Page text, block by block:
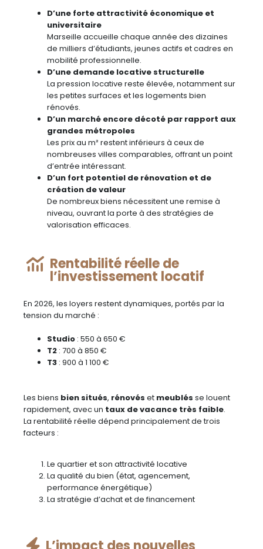
D’une forte attractivité économique et
universitaire
Marseille accueille chaque année des dizaines
de milliers d’étudiants, jeunes actifs et cadres en
mobilité professionnelle.
D’une demande locative structurelle
La pression locative reste élevée, notamment sur
les petites surfaces et les logements bien
rénovés.
D’un marché encore décoté par rapport aux
grandes métropoles
Les prix au m² restent inférieurs à ceux de
nombreuses villes comparables, offrant un point
d’entrée intéressant.
D’un fort potentiel de rénovation et de
création de valeur
De nombreux biens nécessitent une remise à
niveau, ouvrant la porte à des stratégies de
valorisation efficaces.
Rentabilité réelle de
l’investissement locatif
En 2026, les loyers restent dynamiques, portés par la
tension du marché :
Studio : 550 à 650 €
T2 : 700 à 850 €
T3 : 900 à 1 100 €
Les biens bien situés, rénovés et meublés se louent
rapidement, avec un taux de vacance très faible.
La rentabilité réelle dépend principalement de trois
facteurs :
Le quartier et son attractivité locative
La qualité du bien (état, agencement,
performance énergétique)
La stratégie d’achat et de financement